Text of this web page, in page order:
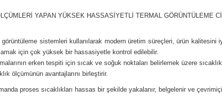
YAPAN YÜKSEK HASSASİYETLİ TERMAL GÖRÜNTÜLEME
sistemleri kullanılarak modern üretim süreçleri, ürün kalitesini
için çok yüksek bir hassasiyetle kontrol edilebilir.
erken tespiti için sıcak ve soğuk noktaları belirlemek üzere sıcaklık
ölçümünün avantajlarını birleştirir.
proses sıcaklıkları hassas bir şekilde yakalanır, belgelenir ve